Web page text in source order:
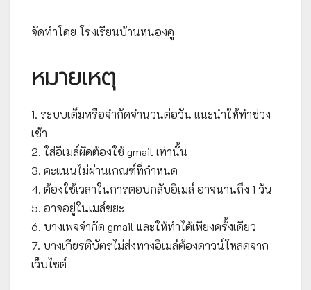
จัดทำโดย โรงเรียนบ้านหนองคู
หมายเหตุ
1. ระบบเต็มหรือจำกัดจำนวนต่อวัน แนะนำให้ทำช่วง
เช้า
2. ใส่อีเมล์ผิดต้องใช้ gmail เท่านั้น
3. คะแนนไม่ผ่านเกณฑ์ที่กำหนด
4. ต้องใช้เวลาในการตอบกลับอีเมล์ อาจนานถึง 1 วัน
5. อาจอยู่ในเมล์ขยะ
6. บางเพจจำกัด gmail และให้ทำได้เพียงครั้งเดียว
7. บางเกียรติบัตรไม่ส่งทางอีเมล์ต้องดาวน์โหลดจาก
เว็บไซต์